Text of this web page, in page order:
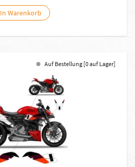
In Warenkorb
Auf Bestellung [0 auf Lager]